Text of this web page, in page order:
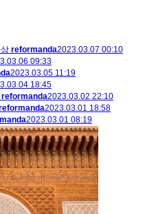
reformanda2023.03.07 00:10
09:33
2023.03.05 11:19
18:45
reformanda2023.03.02 22:10
2023.03.01 18:58
2023.03.01 08:19